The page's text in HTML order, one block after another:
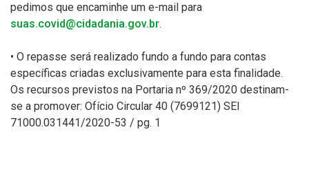
pedimos que encaminhe um e-mail para
suas.covid@cidadania.gov.br.
• O repasse será realizado fundo a fundo para contas
específicas criadas exclusivamente para esta finalidade.
Os recursos previstos na Portaria nº 369/2020 destinam-
se a promover: Ofício Circular 40 (7699121) SEI
71000.031441/2020-53 / pg. 1